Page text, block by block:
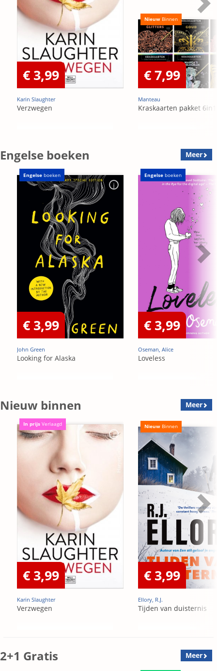
€ 3,99
Karin Slaughter
Verzwegen
Nieuw Binnen
€ 7,99
Manteau
Kraskaarten pakket 6in1
Engelse boeken Meer
Engelse boeken
€ 3,99
John Green
Looking for Alaska
Engelse boeken
€ 3,99
Oseman, Alice
Loveless
Nieuw binnen Meer
In prijs Verlaagd
€ 3,99
Karin Slaughter
Verzwegen
Nieuw Binnen
€ 3,99
Ellory, R.J.
Tijden van duisternis
2+1 Gratis Meer